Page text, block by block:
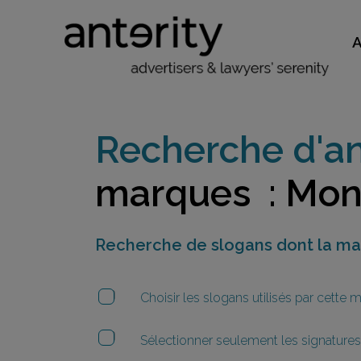
Recherche
marques :
Recherche de slogans dont la
Choisir les slogans utilisés par cette
Sélectionner seulement les